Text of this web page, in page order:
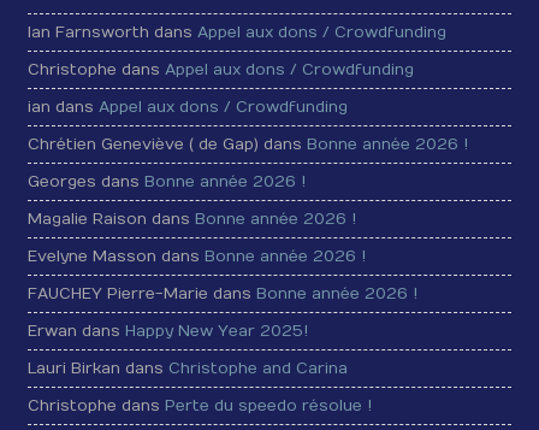
Ian Farnsworth dansAppel aux dons / Crowdfunding
Christophe dansAppel aux dons / Crowdfunding
ian dansAppel aux dons / Crowdfunding
Chrétien Geneviève ( de Gap) dans Bonne année 2026 !
Georges dans Bonne année 2026 !
Magalie Raison dans Bonne année 2026 !
Evelyne Masson dans Bonne année 2026 !
FAUCHEY Pierre-Marie dans Bonne année 2026 !
Erwan dans Happy New Year 2025!
Lauri Birkan dans Christophe and Carina
Christophe dans Perte du speedo résolue !